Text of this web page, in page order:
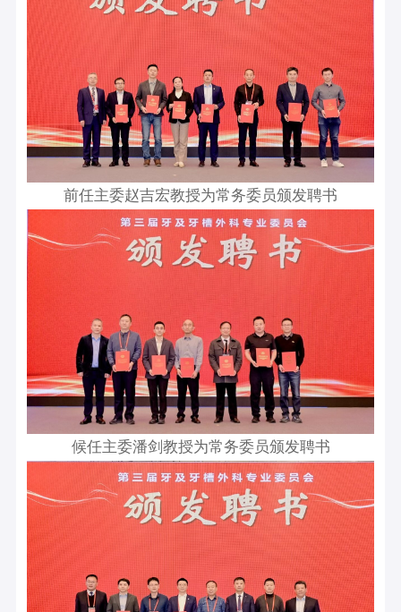
前任主委赵吉宏教授为常务委员颁发聘书
候任主委潘剑教授为常务委员颁发聘书